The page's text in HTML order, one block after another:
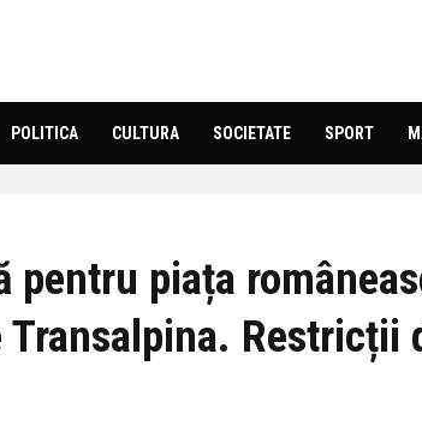
POLITICA CULTURA SOCIETATE SPORT
pentru piața
Restricții